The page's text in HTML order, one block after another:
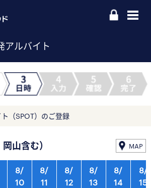
アルバイト
（SPOT）のご登録
山含む） MAP
8/
10
8/
11
8/
12
8/
13
8/
14
8/
15